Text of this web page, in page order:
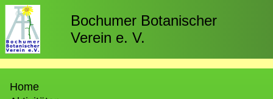
Direkt
zum
Inhalt
Bochumer Botanischer
Verein e. V.
Home